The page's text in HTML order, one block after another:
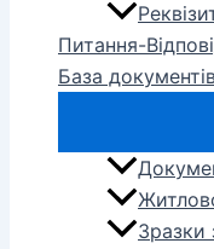
Питання-
База
Зразки